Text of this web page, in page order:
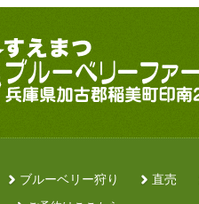
ブルーベリー狩り
直売